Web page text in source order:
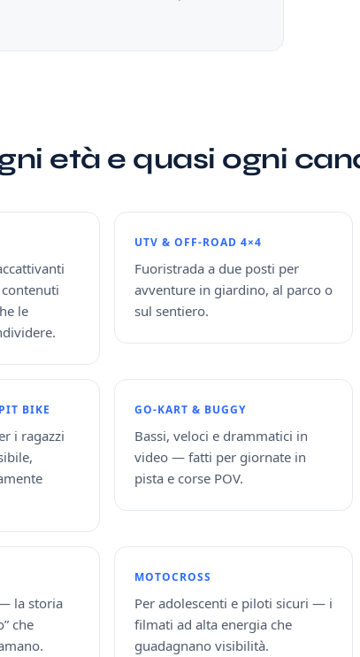
età e quasi ogni
le
UTV & OFF-ROAD 4×4
Fuoristrada a due posti per
avventure in giardino, al parco o
sul sentiero.
BIKE
i ragazzi
GO-KART & BUGGY
Bassi, veloci e drammatici in
video — fatti per giornate in
pista e corse POV.
la storia
che
MOTOCROSS
Per adolescenti e piloti sicuri — i
filmati ad alta energia che
guadagnano visibilità.